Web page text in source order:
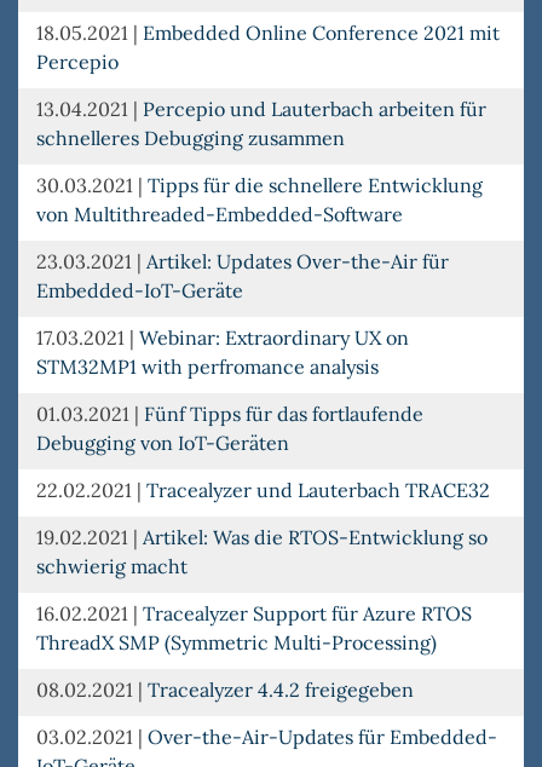
18.05.2021 | Embedded Online Conference 2021 mit
Percepio
13.04.2021 | Percepio und Lauterbach arbeiten für
schnelleres Debugging zusammen
30.03.2021 | Tipps für die schnellere Entwicklung
von Multithreaded-Embedded-Software
23.03.2021 | Artikel: Updates Over-the-Air für
Embedded-IoT-Geräte
17.03.2021 | Webinar: Extraordinary UX on
STM32MP1 with perfromance analysis
01.03.2021 | Fünf Tipps für das fortlaufende
Debugging von IoT-Geräten
22.02.2021 | Tracealyzer und Lauterbach TRACE32
19.02.2021 | Artikel: Was die RTOS-Entwicklung so
schwierig macht
16.02.2021 | Tracealyzer Support für Azure RTOS
ThreadX SMP (Symmetric Multi-Processing)
08.02.2021 | Tracealyzer 4.4.2 freigegeben
03.02.2021 | Over-the-Air-Updates für Embedded-